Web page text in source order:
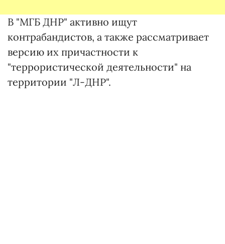
В "МГБ ДНР" активно ищут
контрабандистов, а также рассматривает
версию их причастности к
"террористической деятельности" на
территории "Л-ДНР".